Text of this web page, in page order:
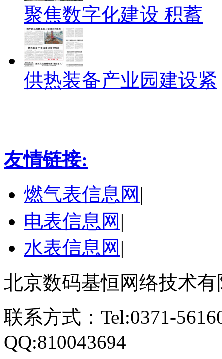
聚焦数字化建设 积蓄
供热装备产业园建设紧
友情链接:
燃气表信息网 |
电表信息网 |
水表信息网 |
北京数码基恒网络技术有
联系方式：Tel:0371-
QQ:810043694